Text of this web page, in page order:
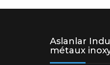
Aslanlar
métaux